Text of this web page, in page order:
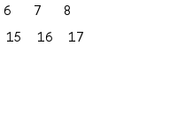
6 7
8
15 16
17